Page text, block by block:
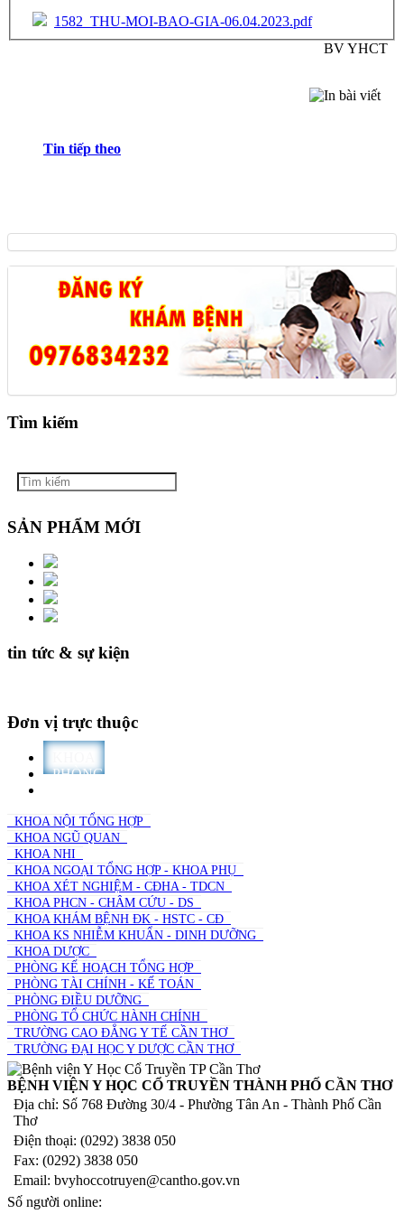
1582_THU-MOI-BAO-GIA-06.04.2023.pdf
BV YHCT
Tin tiếp theo
Tìm kiếm
SẢN PHẨM MỚI
tin tức & sự kiện
Đơn vị trực thuộc
PHÒNG
KHOA NỘI TỔNG HỢP
KHOA NGŨ QUAN
KHOA NHI
KHOA NGOẠI TỔNG HỢP - KHOA PHỤ
KHOA XÉT NGHIỆM - CĐHA - TDCN
KHOA PHCN - CHÂM CỨU - DS
KHOA KHÁM BỆNH ĐK - HSTC - CĐ
KHOA KS NHIỄM KHUẨN - DINH DƯỠNG
KHOA DƯỢC
PHÒNG KẾ HOẠCH TỔNG HỢP
PHÒNG TÀI CHÍNH - KẾ TOÁN
PHÒNG ĐIỀU DƯỠNG
PHÒNG TỔ CHỨC HÀNH CHÍNH
TRƯỜNG CAO ĐẲNG Y TẾ CẦN THƠ
TRƯỜNG ĐẠI HỌC Y DƯỢC CẦN THƠ
BỆNH VIỆN Y HỌC CỔ TRUYỀN THÀNH PHỐ CẦN THƠ
Địa chỉ: Số 768 Đường 30/4 - Phường Tân An - Thành Phố Cần
Thơ
Điện thoại: (0292) 3838 050
Fax: (0292) 3838 050
Email: bvyhoccotruyen@cantho.gov.vn
Số người online: